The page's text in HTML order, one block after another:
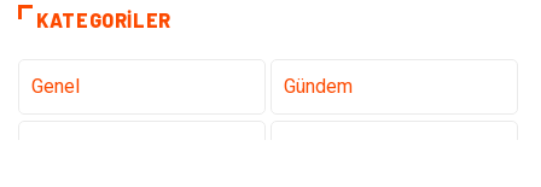
KATEGORILER
Genel Gündem